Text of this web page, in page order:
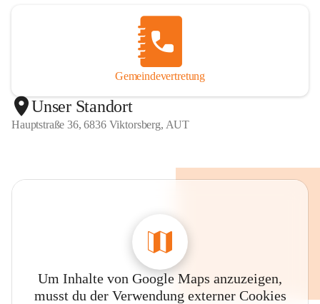
Gemeindevertretung
Unser Standort
Hauptstraße 36, 6836 Viktorsberg, AUT
Um Inhalte von Google Maps anzuzeigen,
musst du der Verwendung externer Cookies